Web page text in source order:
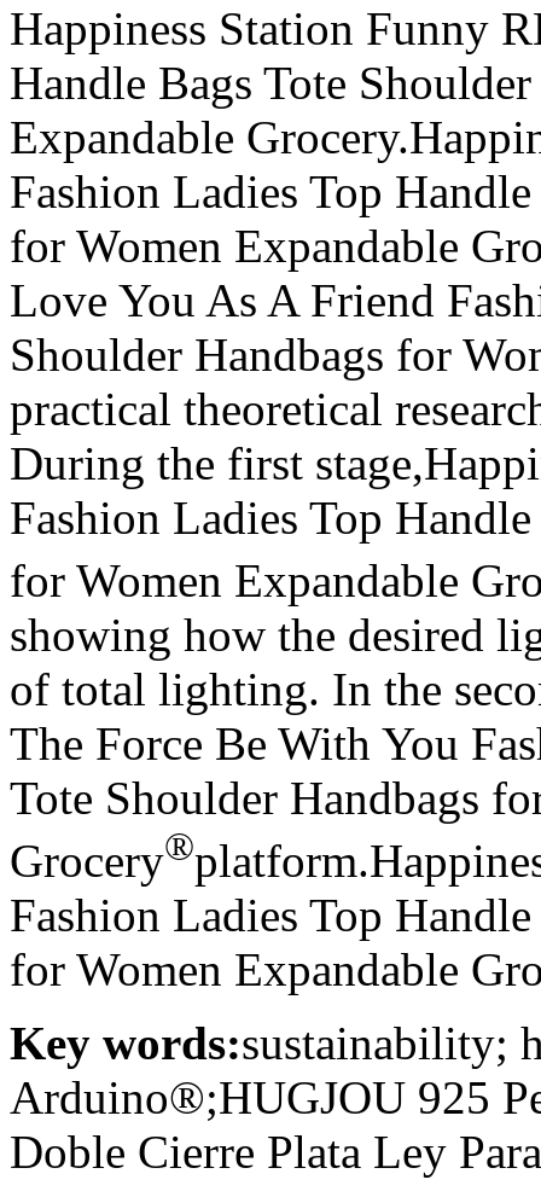
Happiness Station Funny
Handle Bags Tote
Expandable
Fashion Ladies Top
for Women Expandable
Love You As A Friend
Shoulder Handbags for
practical theoretical
During the first
Fashion Ladies Top
for Women Expandable
showing how the desired
of total lighting. In the
The Force Be With You
Tote Shoulder Handbags
Grocery®
Fashion Ladies Top
for Women Expandable
Key words:sustainability;
Arduino®;HUGJOU 925
Doble Cierre Plata Ley